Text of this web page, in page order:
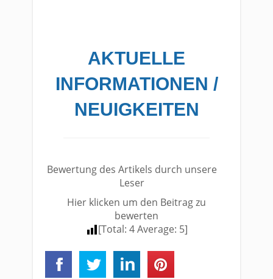
AKTUELLE
INFORMATIONEN /
NEUIGKEITEN
Bewertung des Artikels durch unsere
Leser
Hier klicken um den Beitrag zu
bewerten
[Total: 4Average: 5]